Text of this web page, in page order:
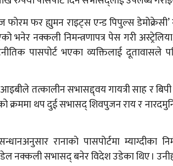
फोरम फर ह्युमन राइट्स एन्ड पिपुल्स
भनेर नक्कली निमन्त्रणापत्र पेस गरी
पासपोर्ट भएका व्यक्तिलाई
तत्कालीन सभासद्द्वय गायत्री साह र
क्रममा थप दुई सभासद् शिवपुजन राय र
रानाको पासपोर्टमा म्याग्दीका
नक्कली सभासद् बनेर विदेश उडेका थिए ।